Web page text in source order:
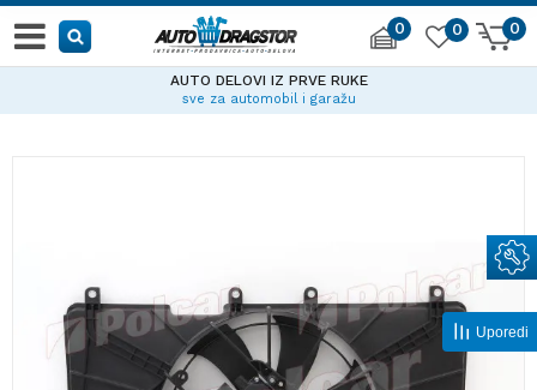
0 0
0
AUTO DELOVI IZ PRVE RUKE
sve za automobil i garažu
Uporedi